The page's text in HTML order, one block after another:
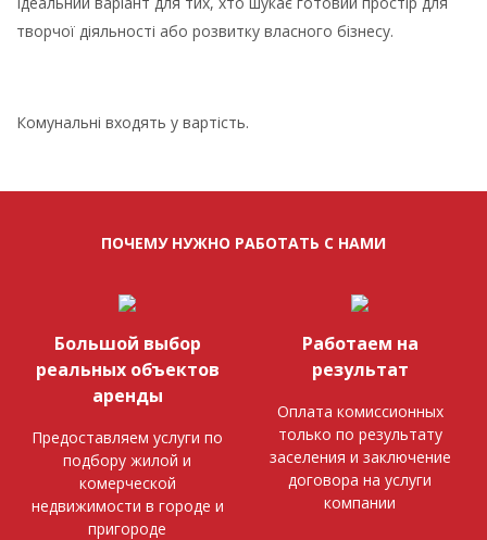
творчої діяльності або розвитку власного бізнесу.
Комунальні входять у вартість.
ПОЧЕМУ НУЖНО РАБОТАТЬ С НАМИ
Большой выбор
реальных объектов
аренды
Предоставляем услуги по
подбору жилой и
комерческой
недвижимости в городе и
пригороде
Работаем на
результат
Оплата комиссионных
только по результату
заселения и заключение
договора на услуги
компании